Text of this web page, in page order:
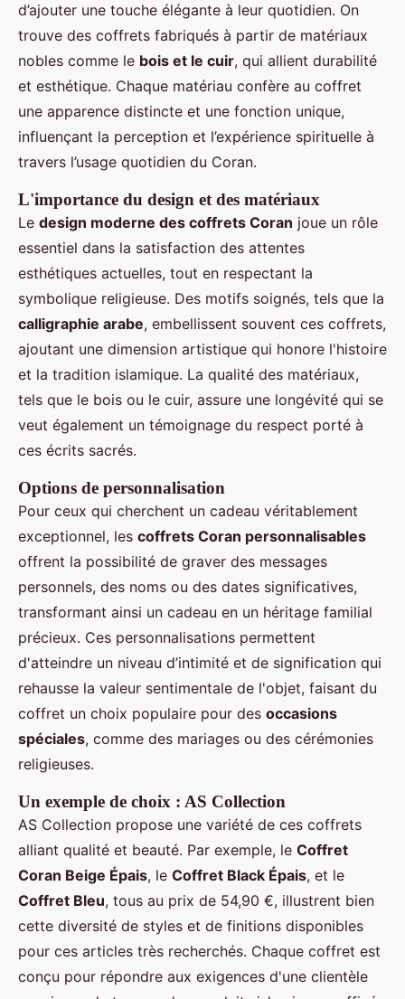
d’ajouter une touche élégante à leur quotidien. On
trouve des coffrets fabriqués à partir de matériaux
nobles comme le bois et le cuir, qui allient durabilité
et esthétique. Chaque matériau confère au coffret
une apparence distincte et une fonction unique,
influençant la perception et l’expérience spirituelle à
travers l’usage quotidien du Coran.
L'importance du design et des matériaux
Le design moderne des coffrets Coran joue un rôle
essentiel dans la satisfaction des attentes
esthétiques actuelles, tout en respectant la
symbolique religieuse. Des motifs soignés, tels que la
calligraphie arabe, embellissent souvent ces coffrets,
ajoutant une dimension artistique qui honore l'histoire
et la tradition islamique. La qualité des matériaux,
tels que le bois ou le cuir, assure une longévité qui se
veut également un témoignage du respect porté à
ces écrits sacrés.
Options de personnalisation
Pour ceux qui cherchent un cadeau véritablement
exceptionnel, les coffrets Coran personnalisables
offrent la possibilité de graver des messages
personnels, des noms ou des dates significatives,
transformant ainsi un cadeau en un héritage familial
précieux. Ces personnalisations permettent
d'atteindre un niveau d’intimité et de signification qui
rehausse la valeur sentimentale de l'objet, faisant du
coffret un choix populaire pour des occasions
spéciales, comme des mariages ou des cérémonies
religieuses.
Un exemple de choix : AS Collection
AS Collection propose une variété de ces coffrets
alliant qualité et beauté. Par exemple, le Coffret
Coran Beige Épais, le Coffret Black Épais, et le
Coffret Bleu, tous au prix de 54,90 €, illustrent bien
cette diversité de styles et de finitions disponibles
pour ces articles très recherchés. Chaque coffret est
conçu pour répondre aux exigences d'une clientèle